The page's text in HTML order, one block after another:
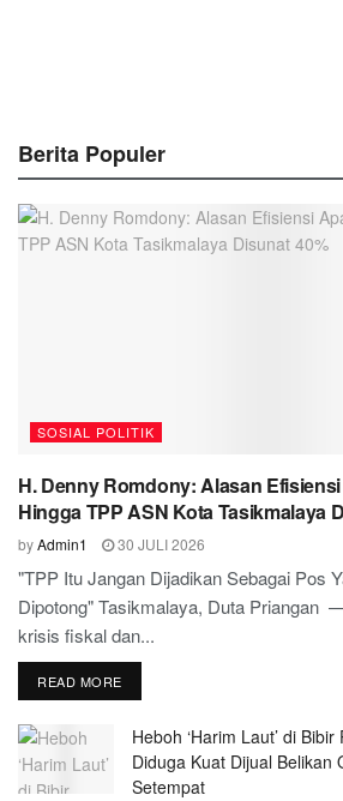
Berita Populer
SOSIAL POLITIK
H. Denny Romdony: Alasan
Hingga TPP ASN Kota Tasikmalaya
byAdmin1 30 JULI 2026
"TPP Itu Jangan Dijadikan Sebagai Pos
Dipotong" Tasikmalaya, Duta Priangan
krisis fiskal dan...
READ MORE
Heboh ‘Harim Laut’ di
Diduga Kuat Dijual Belikan
Setempat